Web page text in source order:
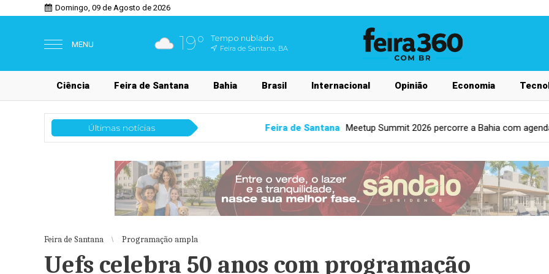
Domingo, 09 de Agosto de 2026
MENU 19° Tempo nublado
Feira de Santana, BA
Ciência Feira de Santana Bahia Brasil Internacional Opinião Economia
Últimas notíciasFeira de Santana Meetup Summit 2026 percorre a Bahia com agenda de inovação em mais de 30
Feira de Santana Programação ampla
Uefs celebra 50 anos com programação